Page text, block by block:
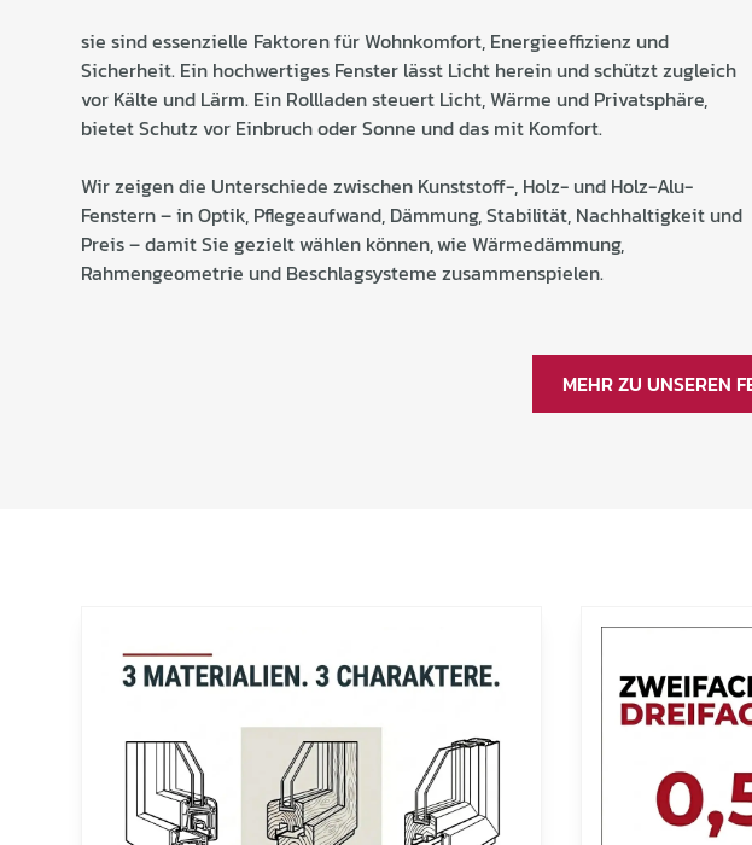
sie sind essenzielle Faktoren für Wohnkomfort, Energieeffizienz und
Sicherheit. Ein hochwertiges Fenster lässt Licht herein und schützt zugleich
vor Kälte und Lärm. Ein Rollladen steuert Licht, Wärme und Privatsphäre,
bietet Schutz vor Einbruch oder Sonne und das mit Komfort.
Wir zeigen die Unterschiede zwischen Kunststoff-, Holz- und Holz-Alu-
Fenstern – in Optik, Pflegeaufwand, Dämmung, Stabilität, Nachhaltigkeit und
Preis – damit Sie gezielt wählen können,wie Wärmedämmung,
Rahmengeometrie und Beschlagsysteme zusammenspielen.
MEHR ZU UNSEREN